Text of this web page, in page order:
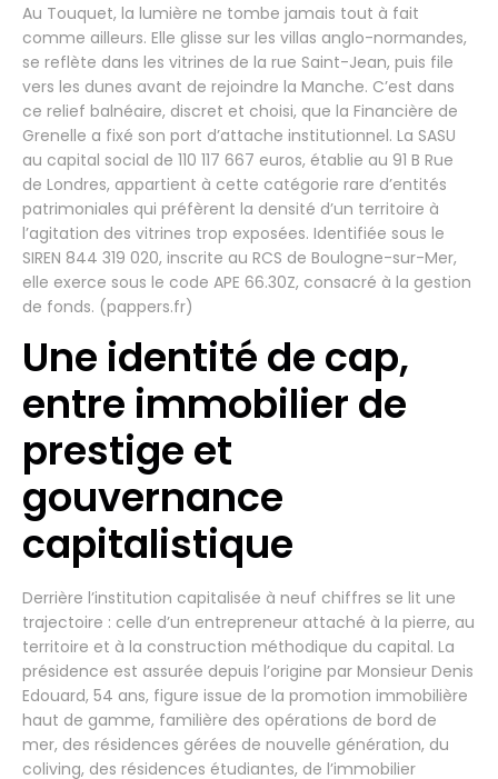
Au Touquet, la lumière ne tombe jamais tout à fait
comme ailleurs. Elle glisse sur les villas anglo-normandes,
se reflète dans les vitrines de la rue Saint-Jean, puis file
vers les dunes avant de rejoindre la Manche. C’est dans
ce relief balnéaire, discret et choisi, que la Financière de
Grenelle a fixé son port d’attache institutionnel. La SASU
au capital social de 110 117 667 euros, établie au 91 B Rue
de Londres, appartient à cette catégorie rare d’entités
patrimoniales qui préfèrent la densité d’un territoire à
l’agitation des vitrines trop exposées. Identifiée sous le
SIREN 844 319 020, inscrite au RCS de Boulogne-sur-Mer,
elle exerce sous le code APE 66.30Z, consacré à la gestion
de fonds. (pappers.fr)
Une identité de cap,
entre immobilier de
prestige et
gouvernance
capitalistique
Derrière l’institution capitalisée à neuf chiffres se lit une
trajectoire : celle d’un entrepreneur attaché à la pierre, au
territoire et à la construction méthodique du capital. La
présidence est assurée depuis l’origine par Monsieur Denis
Edouard, 54 ans, figure issue de la promotion immobilière
haut de gamme, familière des opérations de bord de
mer, des résidences gérées de nouvelle génération, du
coliving, des résidences étudiantes, de l’immobilier